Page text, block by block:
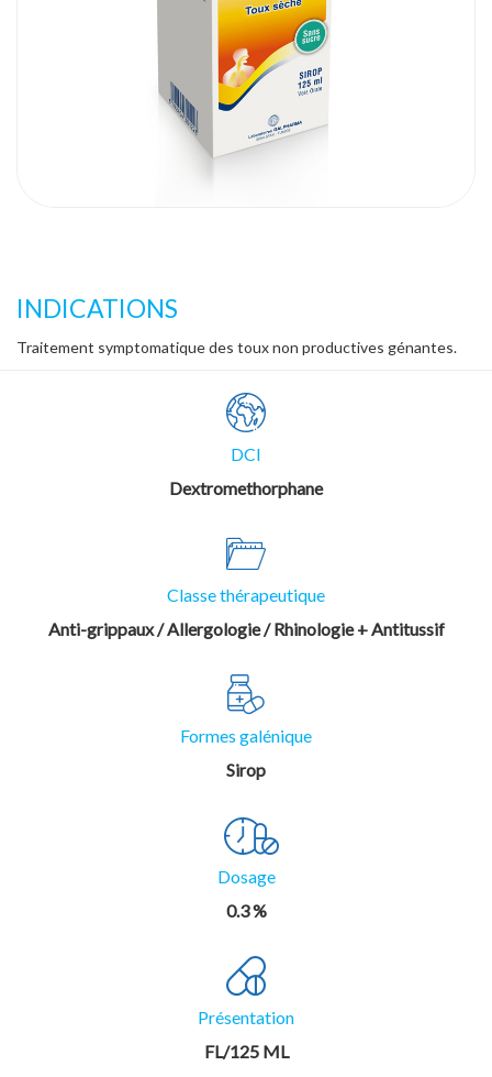
INDICATIONS
Traitement symptomatique des toux non productives génantes.
DCI
Dextromethorphane
Classe thérapeutique
Anti-grippaux / Allergologie / Rhinologie + Antitussif
Formes galénique
Sirop
Dosage
0.3 %
Présentation
FL/125 ML